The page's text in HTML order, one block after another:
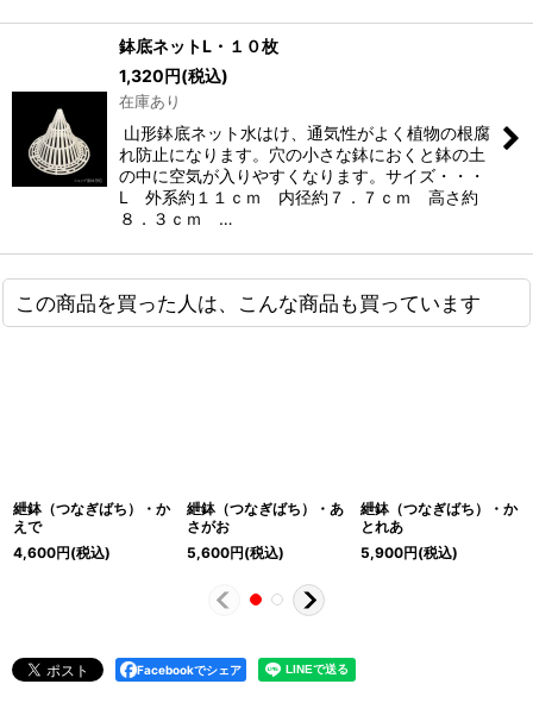
鉢底ネットL・１０枚
1,320円(税込)
在庫あり
山形鉢底ネット水はけ、通気性がよく植物の根腐
れ防止になります。穴の小さな鉢におくと鉢の土
の中に空気が入りやすくなります。サイズ・・・
L 外系約１１ｃｍ 内径約７．７ｃｍ 高さ約
８．３ｃｍ …
この商品を買った人は、こんな商品も買っています
紲鉢（つなぎばち）・か
えで
4,600円(税込)
紲鉢（つなぎばち）・あ
さがお
5,600円(税込)
紲鉢（つなぎばち）・か
とれあ
5,900円(税込)
Facebookでシェア